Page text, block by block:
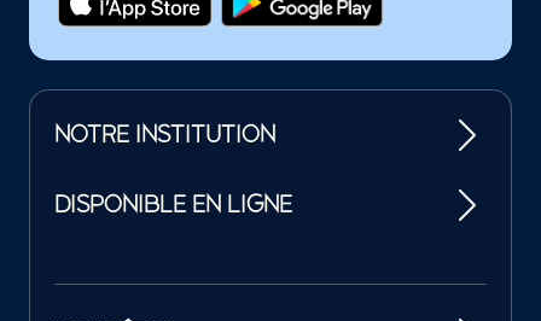
NOTRE INSTITUTION
DISPONIBLE EN LIGNE